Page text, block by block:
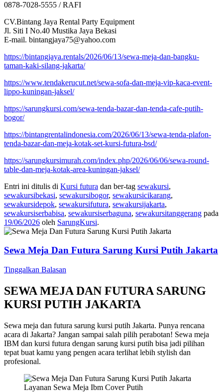
0878-7028-5555 / RAFI
CV.Bintang Jaya Rental Party Equipment
Jl. Siti I No.40 Mustika Jaya Bekasi
E-mail. bintangjaya75@yahoo.com
https://bintangjaya.rentals/2026/06/13/sewa-meja-dan-bangku-
taman-kaki-silang-jakarta/
https://www.tendakerucut.net/sewa-sofa-dan-meja-vip-kaca-event-
lippo-kuningan-jaksel/
https://sarungkursi.com/sewa-tenda-bazar-dan-tenda-cafe-putih-
bogor/
https://bintangrentalindonesia.com/2026/06/13/sewa-tenda-plafon-
tenda-bazar-dan-meja-kotak-set-kursi-futura-bsd/
https://sarungkursimurah.com/index.php/2026/06/06/sewa-round-
table-dan-meja-kotak-area-kuningan-jaksel/
Entri ini ditulis di Kursi futura dan ber-tag sewakursi,
sewakursibekasi, sewakursibogor, sewakursicikarang,
sewakursidepok, sewakursifutura, sewakursijakarta,
sewakursiserbabisa, sewakursiserbaguna, sewakursitanggerang pada
19/06/2026 oleh SarungKursi.
Sewa Meja Dan Futura Sarung Kursi Putih Jakarta
Tinggalkan Balasan
SEWA MEJA DAN FUTURA SARUNG
KURSI PUTIH JAKARTA
Sewa meja dan futura sarung kursi putih Jakarta. Punya rencana
acara di Jakarta? Jangan sampai salah pilih perabotan! Sewa meja
IBM dan kursi futura dengan sarung kursi putih bisa jadi pilihan
tepat buat kamu yang pengen acara terlihat lebih stylish dan
profesional.
Layanan Sewa Meja Ibm Cover Putih